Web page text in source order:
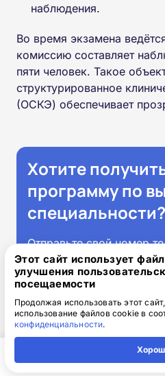
наблюдения.
Во время экзамена
комиссию составляет
пяти человек. Такое
структурированное
(ОСКЭ) обеспечивает
Хотите
программу по
специальности?
Отправьте свой номер
свяжемся с вами и
учебный план курса.
Этот сайт использует
улучшения
посещаемости
Продолжая использовать этот
использование файлов cookie в
конфиденциальности.